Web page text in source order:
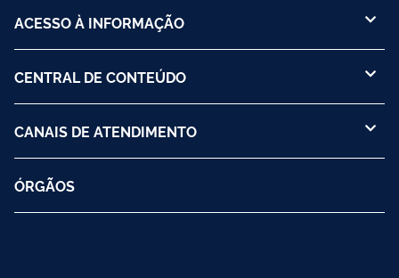
ACESSO À INFORMAÇÃO
CENTRAL DE CONTEÚDO
CANAIS DE ATENDIMENTO
ÓRGÃOS